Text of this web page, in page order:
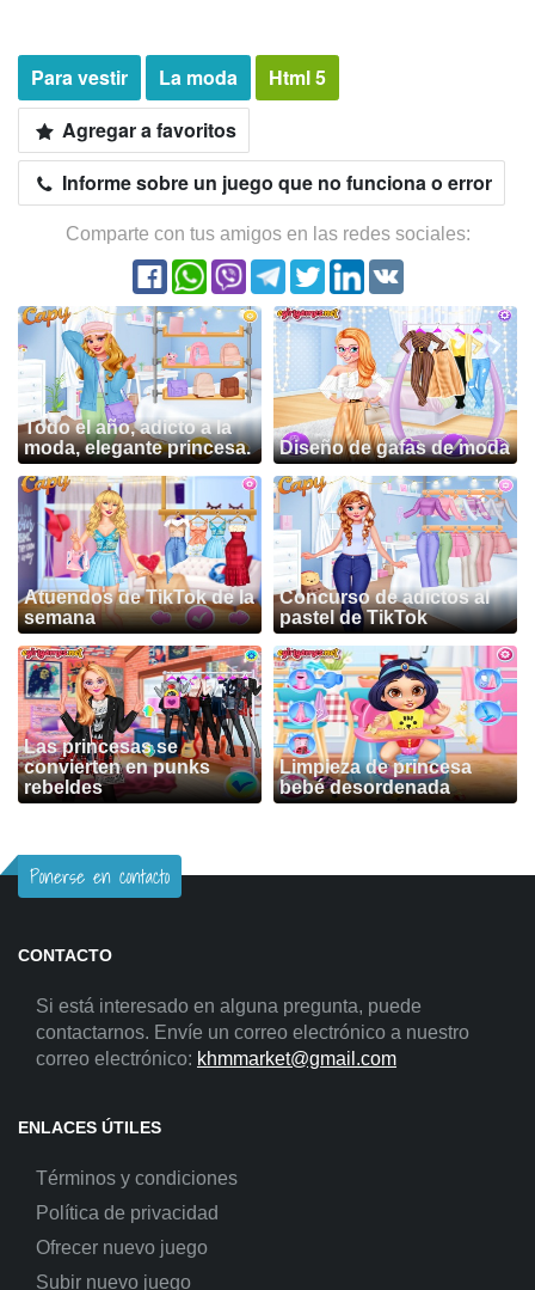
Para vestir La moda
Html 5
Agregar a favoritos
Informe sobre un juego que no funciona o error
Comparte con tus amigos en las redes sociales:
Todo el año, adicto a la
moda, elegante princesa.
Diseño de gafas de moda
Atuendos de TikTok de la
semana
Concurso de adictos al
pastel de TikTok
Las princesas se
convierten en punks
rebeldes
Limpieza de princesa
bebé desordenada
Ponerse en contacto
CONTACTO
Si está interesado en alguna pregunta, puede
contactarnos. Envíe un correo electrónico a nuestro
correo electrónico: khmmarket@gmail.com
ENLACES ÚTILES
Términos y condiciones
Política de privacidad
Ofrecer nuevo juego
Subir nuevo juego